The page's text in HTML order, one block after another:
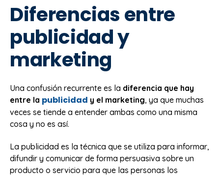
Diferencias entre
publicidad y
marketing
Una confusión recurrente es la diferencia que hay
entre la publicidad y el marketing, ya que muchas
veces se tiende a entender ambas como una misma
cosa y no es así.
La publicidad es la técnica que se utiliza para informar,
difundir y comunicar de forma persuasiva sobre un
producto o servicio para que las personas los